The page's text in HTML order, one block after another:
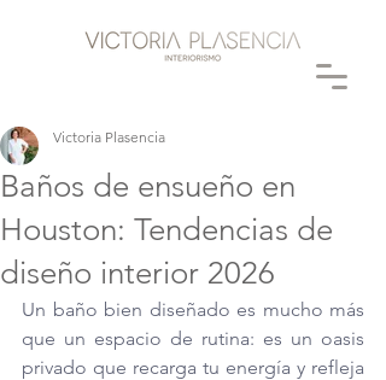
Baños de ensueño en
Houston: Tendencias de
diseño interior 2026
Victoria Plasencia
Un baño bien diseñado es mucho más
que un espacio de rutina: es un oasis
privado que recarga tu energía y refleja